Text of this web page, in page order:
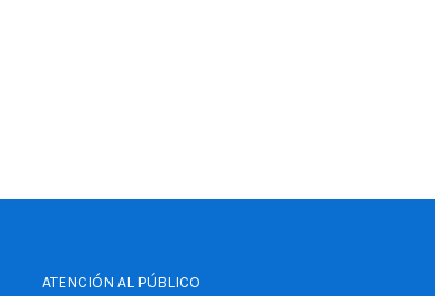
ATENCIÓN AL PÚBLICO